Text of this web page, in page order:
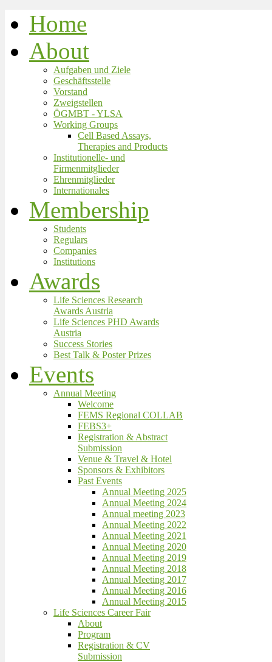
Home
About
Aufgaben und Ziele
Geschäftsstelle
Vorstand
Zweigstellen
ÖGMBT - YLSA
Working Groups
Cell Based Assays,
Therapies and Products
Institutionelle- und
Firmenmitglieder
Ehrenmitglieder
Internationales
Membership
Students
Regulars
Companies
Institutions
Awards
Life Sciences Research
Awards Austria
Life Sciences PHD Awards
Austria
Success Stories
Best Talk & Poster Prizes
Events
Annual Meeting
Welcome
FEMS Regional COLLAB
FEBS3+
Registration & Abstract
Submission
Venue & Travel & Hotel
Sponsors & Exhibitors
Past Events
Annual Meeting 2025
Annual Meeting 2024
Annual meeting 2023
Annual Meeting 2022
Annual Meeting 2021
Annual Meeting 2020
Annual Meeting 2019
Annual Meeting 2018
Annual Meeting 2017
Annual Meeting 2016
Annual Meeting 2015
Life Sciences Career Fair
About
Program
Registration & CV
Submission